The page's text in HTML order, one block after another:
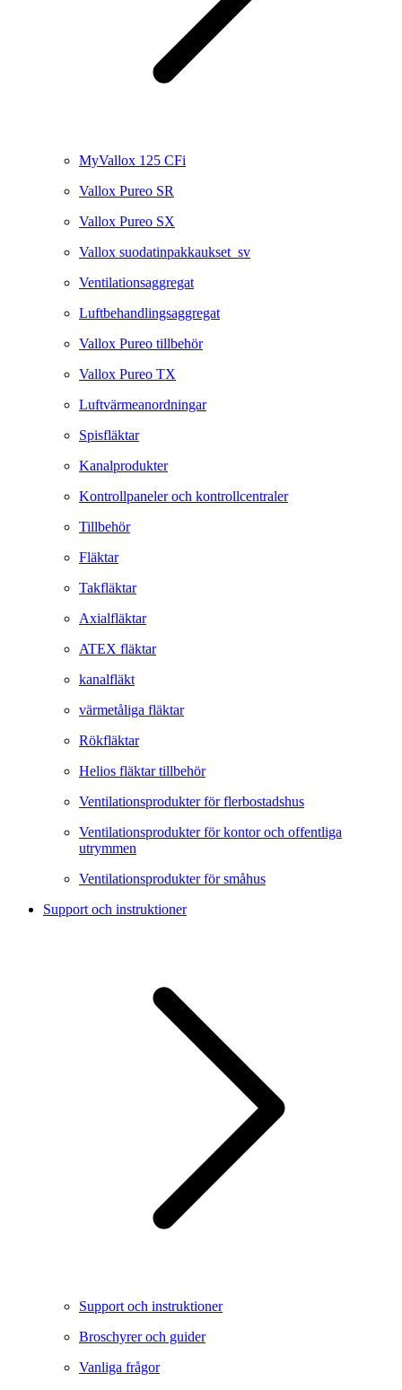
MyVallox 125 CFi
Vallox Pureo SR
Vallox Pureo SX
Vallox suodatinpakkaukset_sv
Ventilationsaggregat
Luftbehandlingsaggregat
Vallox Pureo tillbehör
Vallox Pureo TX
Luftvärmeanordningar
Spisfläktar
Kanalprodukter
Kontrollpaneler och kontrollcentraler
Tillbehör
Fläktar
Takfläktar
Axialfläktar
ATEX fläktar
kanalfläkt
värmetåliga fläktar
Rökfläktar
Helios fläktar tillbehör
Ventilationsprodukter för flerbostadshus
Ventilationsprodukter för kontor och offentliga
utrymmen
Ventilationsprodukter för småhus
Support och instruktioner
Support och instruktioner
Broschyrer och guider
Vanliga frågor